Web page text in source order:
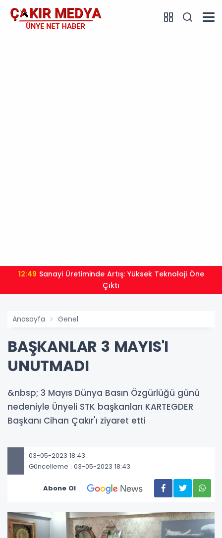
12:49
Çıktı
Anasayfa Genel
BAŞKANLAR 3 MAYIS'I
UNUTMADI
&nbsp; 3 Mayıs Dünya Basın Özgürlüğü günü
nedeniyle Ünyeli STK başkanları KARTEGDER
Başkanı Cihan Çakır'ı ziyaret etti
03-05-2023 18:43
Güncelleme : 03-05-2023 18:43
Abone Ol